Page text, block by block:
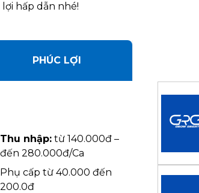
hấp dẫn nhé!
PHÚC LỢI
Thu nhập: từ 140.000đ –
đến 280.000đ/Ca
Phụ cấp từ 40.000 đến
200.0đ